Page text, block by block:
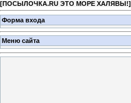
[ПОСЫЛОЧКА.RU ЭТО МОРЕ ХАЛЯВЫ!]
Форма входа
Меню сайта